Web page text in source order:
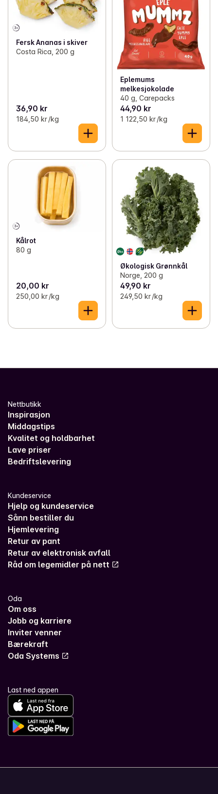
Fersk Ananas i skiver
Costa Rica, 200 g
36,90 kr
184,50 kr /kg
Eplemums
melkesjokolade
40 g, Carepacks
44,90 kr
1 122,50 kr /kg
Kålrot
80 g
20,00 kr
250,00 kr /kg
Økologisk Grønnkål
Norge, 200 g
49,90 kr
249,50 kr /kg
Nettbutikk
Inspirasjon
Middagstips
Kvalitet og holdbarhet
Lave priser
Bedriftslevering
Kundeservice
Hjelp og kundeservice
Sånn bestiller du
Hjemlevering
Retur av pant
Retur av elektronisk avfall
Råd om legemidler på nett
Oda
Om oss
Jobb og karriere
Inviter venner
Bærekraft
Oda Systems
Last ned appen